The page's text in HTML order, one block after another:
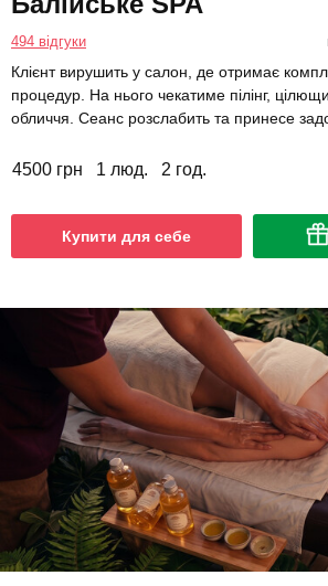
494 відгуки
Клієнт вирушить у салон, де отримає
процедур. На нього чекатиме пілінг,
обличчя. Сеанс розслабить та принесе
4500 грн 1 люд. 2 год.
Купити для себе